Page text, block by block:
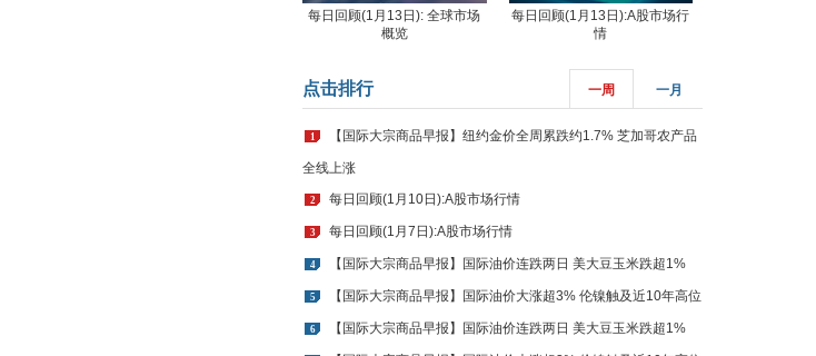
每日回顾(1月13日): 全球市场
概览
每日回顾(1月13日):A股市场行
情
点击排行 一周 一月
1 【国际大宗商品早报】纽约金价全周累跌约1.7% 芝加哥农产品
全线上涨
2 每日回顾(1月10日):A股市场行情
3 每日回顾(1月7日):A股市场行情
4 【国际大宗商品早报】国际油价连跌两日 美大豆玉米跌超1%
5 【国际大宗商品早报】国际油价大涨超3% 伦镍触及近10年高位
6 【国际大宗商品早报】国际油价连跌两日 美大豆玉米跌超1%